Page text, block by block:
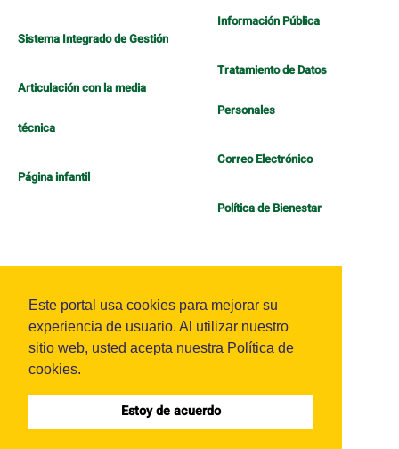
Este portal usa cookies para mejorar su
experiencia de usuario. Al utilizar nuestro
sitio web, usted acepta nuestra Política de
cookies.
Estoy de acuerdo
Sistema Integrado de Gestión
Articulación con la media
técnica
Página infantil
Información Pública
Tratamiento de Datos
Personales
Correo Electrónico
Política de Bienestar
Sistema OJS - Metabiblioteca |